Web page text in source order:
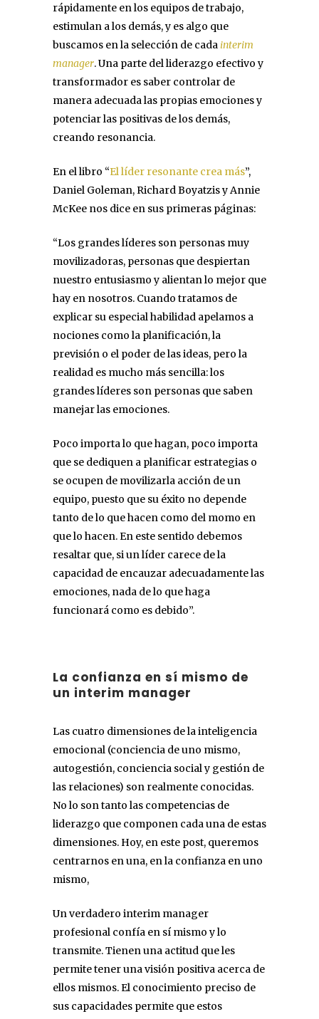
rápidamente en los equipos de trabajo,
estimulan a los demás, y es algo que
buscamos en la selección de cada interim
manager. Una parte del liderazgo efectivo y
transformador es saber controlar de
manera adecuada las propias emociones y
potenciar las positivas de los demás,
creando resonancia.
En el libro “El líder resonante crea más”,
Daniel Goleman, Richard Boyatzis y Annie
McKee nos dice en sus primeras páginas:
“Los grandes líderes son personas muy
movilizadoras, personas que despiertan
nuestro entusiasmo y alientan lo mejor que
hay en nosotros. Cuando tratamos de
explicar su especial habilidad apelamos a
nociones como la planificación, la
previsión o el poder de las ideas, pero la
realidad es mucho más sencilla: los
grandes líderes son personas que saben
manejar las emociones.
Poco importa lo que hagan, poco importa
que se dediquen a planificar estrategias o
se ocupen de movilizarla acción de un
equipo, puesto que su éxito no depende
tanto de lo que hacen como del momo en
que lo hacen. En este sentido debemos
resaltar que, si un líder carece de la
capacidad de encauzar adecuadamente las
emociones, nada de lo que haga
funcionará como es debido”.
La confianza en sí mismo de
un interim manager
Las cuatro dimensiones de la inteligencia
emocional (conciencia de uno mismo,
autogestión, conciencia social y gestión de
las relaciones) son realmente conocidas.
No lo son tanto las competencias de
liderazgo que componen cada una de estas
dimensiones. Hoy, en este post, queremos
centrarnos en una, en la confianza en uno
mismo,
Un verdadero interim manager
profesional confía en sí mismo y lo
transmite. Tienen una actitud que les
permite tener una visión positiva acerca de
ellos mismos. El conocimiento preciso de
sus capacidades permite que estos